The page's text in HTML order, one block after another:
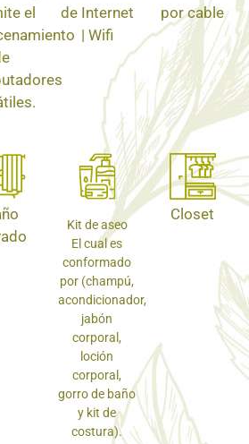
el
de Internet
| Wifi
por cable
Kit de aseo
El cual es
conformado
por (champú,
acondicionador,
jabón
corporal,
loción
corporal,
gorro de baño
y kit de
costura).
Closet